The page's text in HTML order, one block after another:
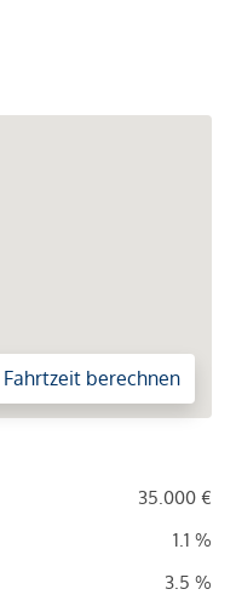
Fahrtzeit berechnen
35.000 €
1.1 %
3.5 %